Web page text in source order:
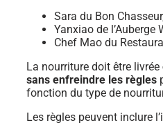
Sara du Bon
Yanxiao de l’Auberge
Chef Mao du
La nourriture doit être livrée
sans enfreindre les règles
fonction du type de
Les règles peuvent inclure